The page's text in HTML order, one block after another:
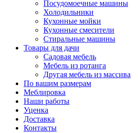
Посудомоечные машины
Холодильники
Кухонные мойки
Кухонные смесители
Стиральные машины
Товары для дачи
Садовая мебель
Мебель из ротанга
Другая мебель из массива
По вашим размерам
Меблировка
Наши работы
Уценка
Доставка
Контакты